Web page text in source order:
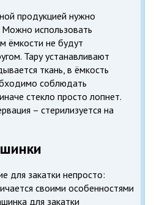
продукцией нужно
Можно использовать
ёмкости не будут
Тару устанавливают
ткань, в ёмкость
соблюдать
стекло просто лопнет.
– стерилизуется на
для закатки непросто:
своими особенностями
для закатки